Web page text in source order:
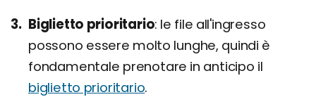
Biglietto prioritario le file all'ingresso
possono essere molto lunghe, quindi è
fondamentale prenotare in anticipo il
biglietto prioritario.